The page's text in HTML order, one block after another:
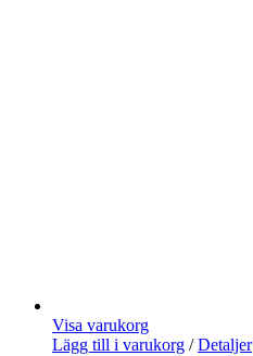
Visa varukorg
Lägg till i varukorg / Detaljer